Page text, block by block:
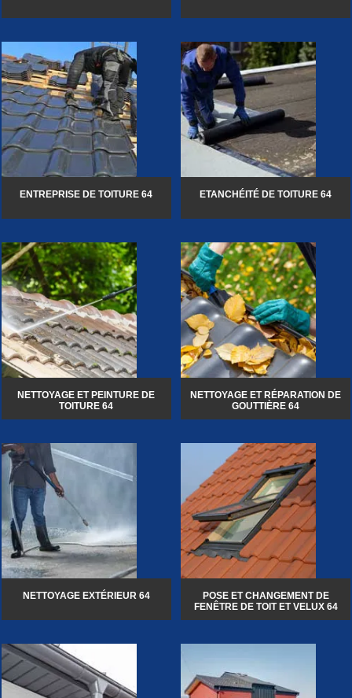
ENTREPRISE DE TOITURE 64 ETANCHÉITÉ DE TOITURE 64
NETTOYAGE ET PEINTURE DE
TOITURE 64
NETTOYAGE ET RÉPARATION DE
GOUTTIÈRE 64
NETTOYAGE EXTÉRIEUR 64
POSE ET CHANGEMENT DE
FENÊTRE DE TOIT ET VELUX 64